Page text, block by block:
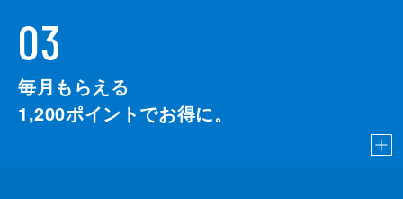
03
毎月もらえる
1,200ポイントでお得に。